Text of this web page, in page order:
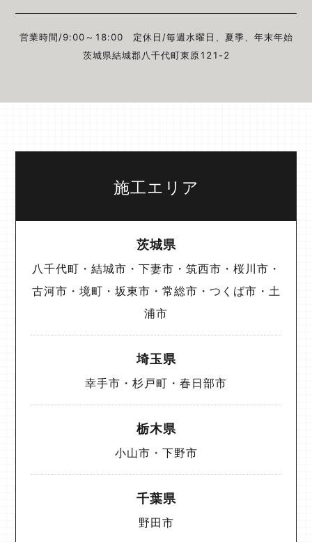
営業時間/9:00～18:00 定休日/毎週⽔曜⽇、夏季、年末年始
茨城県結城郡⼋千代町東原121-2
施工エリア
茨城県
八千代町・結城市・下妻市・筑西市・桜川市・
古河市・境町・坂東市・常総市・つくば市・土
浦市
埼玉県
幸手市・杉戸町・春日部市
栃木県
小山市・下野市
千葉県
野田市